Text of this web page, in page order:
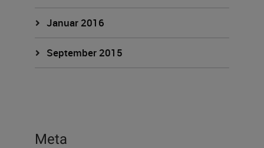
Januar 2016
September 2015
Meta